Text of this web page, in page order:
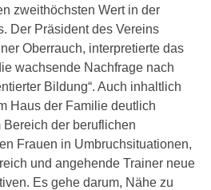
zweithöchsten Wert in der
Der Präsident des Vereins
Oberrauch, interpretierte das
wachsende Nachfrage nach
Bildung“. Auch inhaltlich
Haus der Familie deutlich
der beruflichen
Frauen in Umbruchsituationen,
und angehende Trainer neue
Es gehe darum, Nähe zu